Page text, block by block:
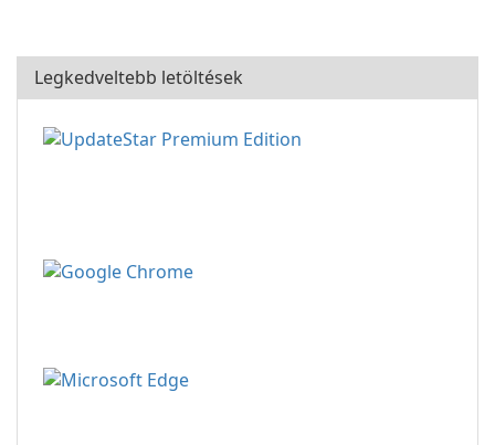
Legkedveltebb letöltések